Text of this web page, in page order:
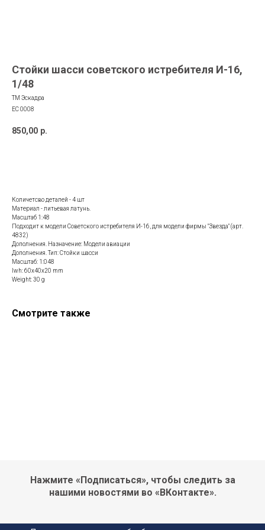
Стойки шасси советского истребителя И-16,
1/48
ТМ Эскадра
EC 0008
850,00 р.
Количетсво деталей - 4 шт
Материал - литьевая латунь.
Масштаб 1:48
Подходит к модели Советского истребителя И-16, для модели фирмы "Звезда" (арт.
4832)
Дополнения. Назначение: Модели авиации
Дополнения. Тип: Стойки шасси
Масштаб: 1:048
lwh: 60x40x20 mm
Weight: 30 g
Смотрите также
Нажмите «Подписаться», чтобы следить за
нашими новостями во «ВКонтакте».